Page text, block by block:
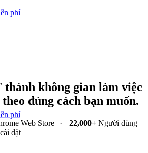
phí
phí
không gian làm việc
đúng cách bạn muốn.
Web Store · 22,000+Người dùng
đặt